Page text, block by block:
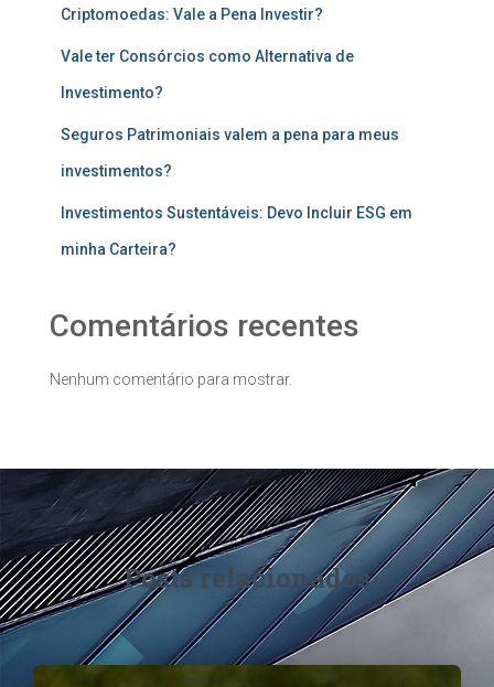
Criptomoedas: Vale a Pena Investir?
Vale ter Consórcios como Alternativa de
Investimento?
Seguros Patrimoniais valem a pena para meus
investimentos?
Investimentos Sustentáveis: Devo Incluir ESG em
minha Carteira?
Comentários recentes
Nenhum comentário para mostrar.
Posts relacionados